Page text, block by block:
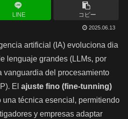
LINE コピー
2025.06.13
artificial (IA) evoluciona dia
lenguaje grandes (LLMs, por
vanguardia del procesamiento
El ajuste fino (fine-tunning)
técnica esencial, permitiendo
y empresas adaptar